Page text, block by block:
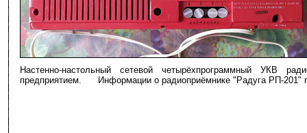
Настенно-настольный сетевой четырёхпрограммный УКВ
предприятием. Информации о радиоприёмнике "Радуга РП-201"